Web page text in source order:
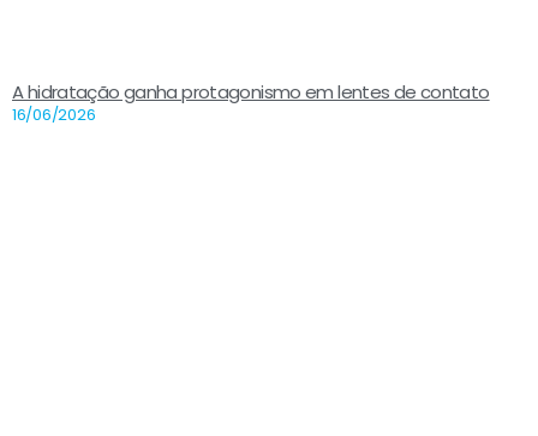
A hidratação ganha protagonismo em lentes de contato
16/06/2026